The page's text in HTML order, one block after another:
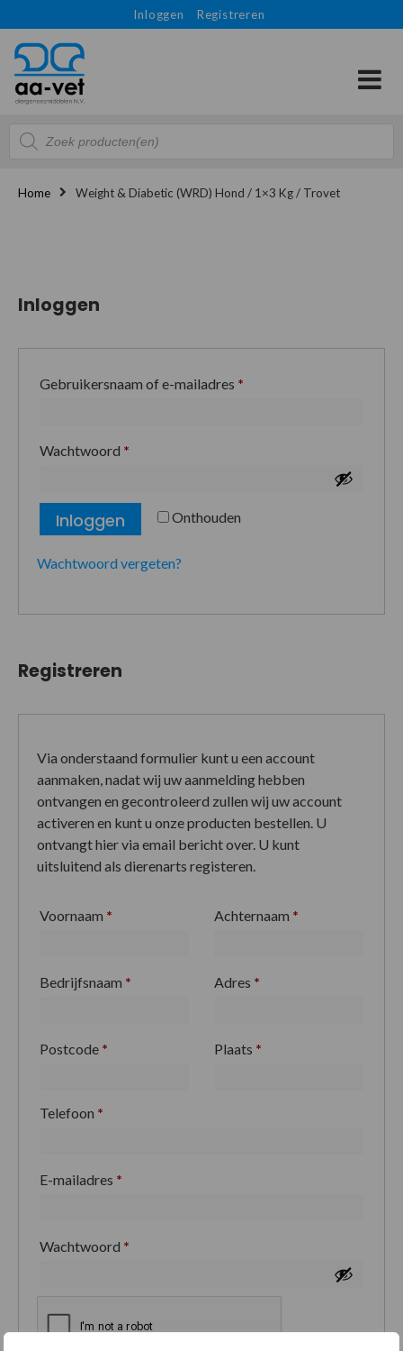
Inloggen Registreren
Producten
zoeken
Home Weight & Diabetic (WRD) Hond / 1×3 Kg / Trovet
Inloggen
Gebruikersnaam of e-mailadres *
Wachtwoord *
Onthouden
Inloggen
Wachtwoord vergeten?
Registreren
Via onderstaand formulier kunt u een account
aanmaken, nadat wij uw aanmelding hebben
ontvangen en gecontroleerd zullen wij uw account
activeren en kunt u onze producten bestellen. U
ontvangt hier via email bericht over. U kunt
uitsluitend als dierenarts registeren.
Voornaam * Achternaam *
Bedrijfsnaam * Adres *
Postcode * Plaats *
Telefoon *
E-mailadres *
Wachtwoord *